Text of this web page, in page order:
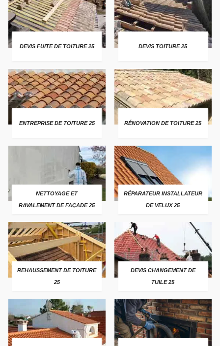
DEVIS FUITE DE TOITURE 25 DEVIS TOITURE 25
ENTREPRISE DE TOITURE 25 RÉNOVATION DE TOITURE 25
NETTOYAGE ET
RAVALEMENT DE FAÇADE 25
RÉPARATEUR INSTALLATEUR
DE VELUX 25
REHAUSSEMENT DE TOITURE
25
DEVIS CHANGEMENT DE
TUILE 25